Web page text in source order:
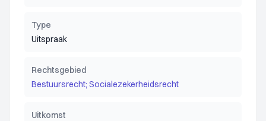
Type
Uitspraak
Rechtsgebied
Bestuursrecht; Socialezekerheidsrecht
Uitkomst